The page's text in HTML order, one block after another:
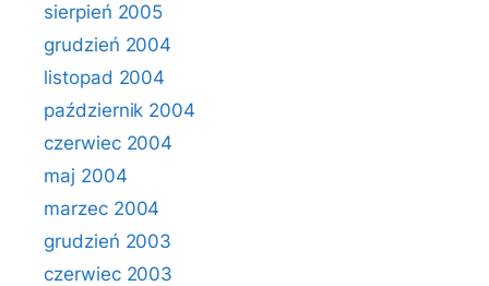
sierpień 2005
grudzień 2004
listopad 2004
październik 2004
czerwiec 2004
maj 2004
marzec 2004
grudzień 2003
czerwiec 2003